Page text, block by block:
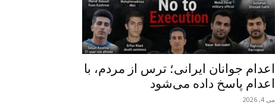
اعدام جوانان ایرانی؛ ترس از مردم، با
اعدام پاسخ داده می‌شود
می 4, 2026